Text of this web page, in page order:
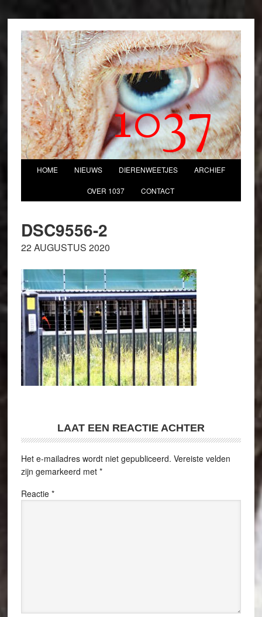
1037
HOME NIEUWS DIERENWEETJES ARCHIEF
OVER 1037 CONTACT
DSC9556-2
22 AUGUSTUS 2020
LAAT EEN REACTIE ACHTER
Het e-mailadres wordt niet gepubliceerd. Vereiste velden
zijn gemarkeerd met *
Reactie *